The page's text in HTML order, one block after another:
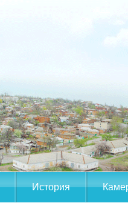
История